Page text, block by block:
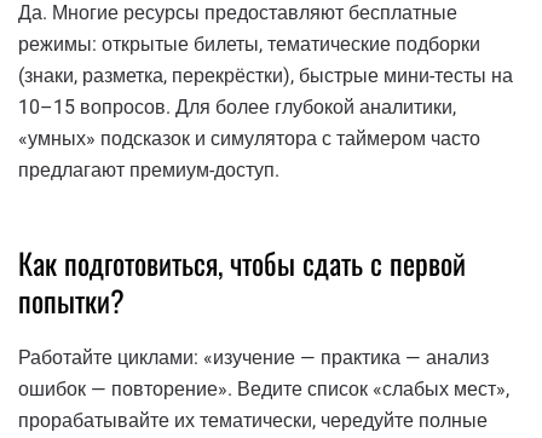
Да. Многие ресурсы предоставляют бесплатные
режимы: открытые билеты, тематические подборки
(знаки, разметка, перекрёстки), быстрые мини-тесты на
10–15 вопросов. Для более глубокой аналитики,
«умных» подсказок и симулятора с таймером часто
предлагают премиум-доступ.
Как подготовиться, чтобы сдать с первой
попытки?
Работайте циклами: «изучение — практика — анализ
ошибок — повторение». Ведите список «слабых мест»,
прорабатывайте их тематически, чередуйте полные